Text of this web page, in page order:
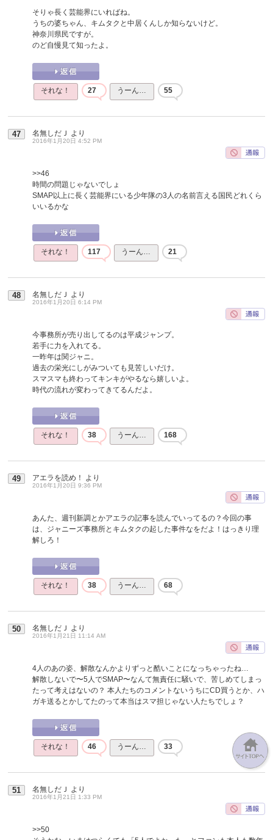
そりゃ長く芸能界にいればね。
うちの婆ちゃん、キムタクと中居くんしか知らないけど。
神奈川県民ですが。
のど自慢見て知ったよ。
それな！ 27 うーん… 55
47 名無しだＪ より
2016年1月20日 4:52 PM
>>46
時間の問題じゃないでしょ
SMAP以上に長く芸能界にいる少年隊の3人の名前言える国民どれくら
いいるかな
それな！ 117 うーん… 21
48 名無しだＪ より
2016年1月20日 6:14 PM
今事務所が売り出してるのは平成ジャンプ。
若手に力を入れてる。
一昨年は関ジャニ。
過去の栄光にしがみついても見苦しいだけ。
スマスマも終わってキンキがやるなら嬉しいよ。
時代の流れが変わってきてるんだよ。
それな！ 38 うーん… 168
49 アエラを読め！ より
2016年1月20日 9:36 PM
あんた、週刊新調とかアエラの記事を読んでいってるの？今回の事
は、ジャニーズ事務所とキムタクの起した事件なをだよ！はっきり理
解しろ！
それな！ 38 うーん… 68
50 名無しだＪ より
2016年1月21日 11:14 AM
4人のあの姿、解散なんかよりずっと酷いことになっちゃったね…
解散しないで〜5人でSMAP〜なんて無責任に騒いで、苦しめてしまっ
たって考えはないの？ 本人たちのコメントないうちにCD買うとか、ハ
ガキ送るとかしてたのって本当はスマ担じゃない人たちでしょ？
それな！ 46 うーん… 33
51 名無しだＪ より
2016年1月21日 1:33 PM
>>50